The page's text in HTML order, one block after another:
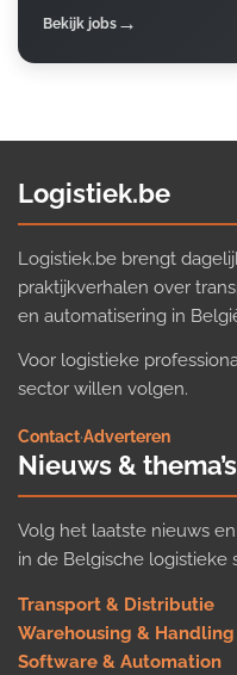
Bekijk jobs
Logistiek.be
Logistiek.be brengt
praktijkverhalen over
en automatisering in
Voor logistieke
sector willen volgen.
Contact·Adverteren
Nieuws & thema’s
Volg het laatste nieuws
in de Belgische logistieke
Transport & Distributie
Warehousing & Handling
Software & Automation